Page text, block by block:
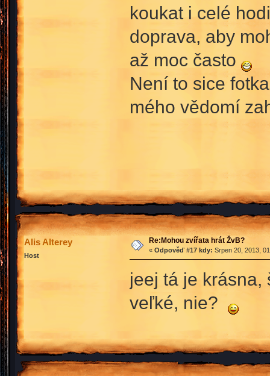
koukat i celé
doprava, aby
až moc často
Není to sice
mého vědomí
Alis Alterey
Host
Re:Mohou zvířata hrát ŽvB?
« Odpověď #17 kdy: Srpen 20, 2013,
jeej tá je krásna,
veľké, nie?